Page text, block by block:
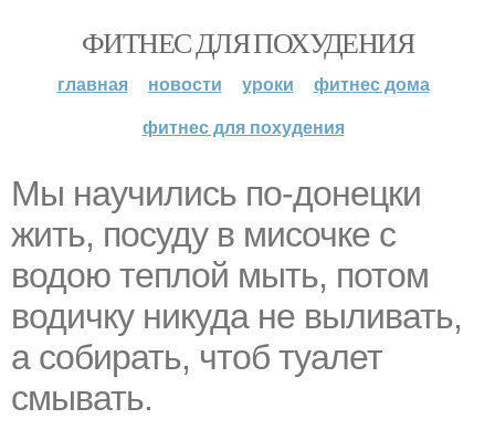
ФИТНЕС ДЛЯ ПОХУДЕНИЯ
главная новости уроки
фитнес дома
фитнес для похудения
Мы научились по-донецки
жить, посуду в мисочке с
водою теплой мыть, потом
водичку никуда не выливать,
а собирать, чтоб туалет
смывать.